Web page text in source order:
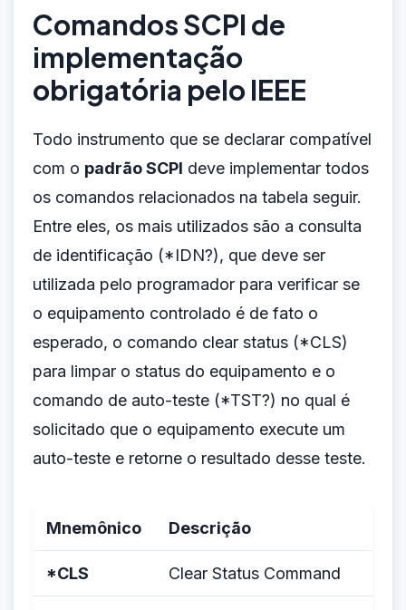
Comandos SCPI de
implementação
obrigatória pelo IEEE
Todo instrumento que se declarar compatível
com o padrão SCPI deve implementar todos
os comandos relacionados na tabela seguir.
Entre eles, os mais utilizados são a consulta
de identificação (*IDN?), que deve ser
utilizada pelo programador para verificar se
o equipamento controlado é de fato o
esperado, o comando clear status (*CLS)
para limpar o status do equipamento e o
comando de auto-teste (*TST?) no qual é
solicitado que o equipamento execute um
auto-teste e retorne o resultado desse teste.
Mnemônico Descrição
*CLS Clear Status Command